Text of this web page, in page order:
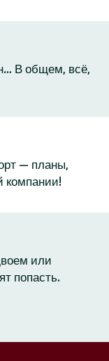
В общем, всё,
— планы,
компании!
или
попасть.